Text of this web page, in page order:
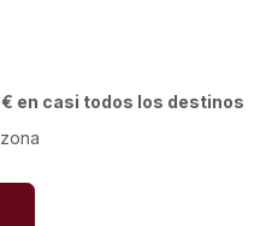
en casi todos los destinos